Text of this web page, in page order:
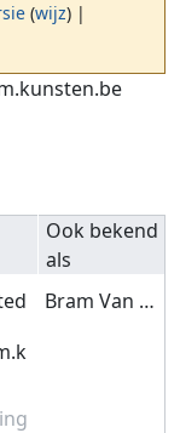
(wijz) |
Ook bekend
als
Bram Van Camp